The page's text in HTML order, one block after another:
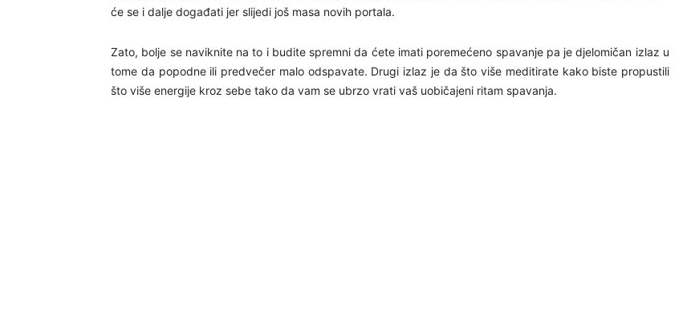
će se i dalje događati jer slijedi još masa novih portala.
Zato, bolje se naviknite na to i budite spremni da ćete imati poremećeno spavanje pa je djelomičan izlaz u
tome da popodne ili predvečer malo odspavate. Drugi izlaz je da što više meditirate kako biste propustili
što više energije kroz sebe tako da vam se ubrzo vrati vaš uobičajeni ritam spavanja.